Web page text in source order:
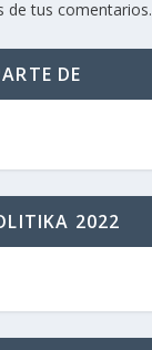
de tus comentarios.
DE
2022